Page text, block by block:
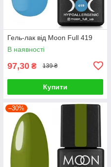
Гель-лак від Moon Full 419
В наявності
97,30 ₴ 139 ₴
Купити
–30%